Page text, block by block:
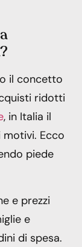
il concetto
ridotti
, in Italia il
Ecco
piede
e prezzi
e
di spesa.